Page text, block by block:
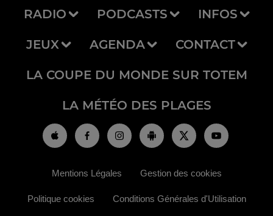
RADIO PODCASTS INFOS
JEUX AGENDA CONTACT
LA COUPE DU MONDE SUR TOTEM
LA MÉTÉO DES PLAGES
Mentions Légales Gestion des cookies
Politique cookies Conditions Générales d'Utilisation